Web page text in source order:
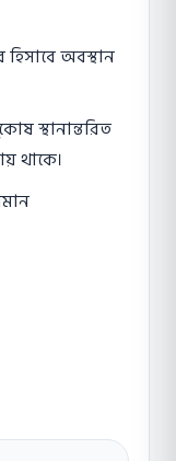
হিসাবে অবস্থান
স্থানান্তরিত
থাকে।